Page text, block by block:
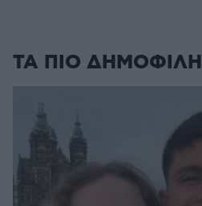
ΤΑ ΠΙΟ ΔΗΜΟΦΙΛΗ